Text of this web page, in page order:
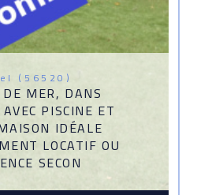
(56520)
MER, DANS
PISCINE ET
IDÉALE
LOCATIF OU
SECON